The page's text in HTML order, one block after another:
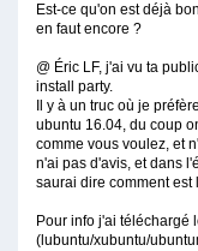
Est-ce qu'on est déjà
en faut encore ?
@ Éric LF, j'ai vu ta
install party.
Il y à un truc où je
ubuntu 16.04, du coup
comme vous voulez, et
n'ai pas d'avis, et dans
saurai dire comment est
Pour info j'ai téléchargé
(lubuntu/xubuntu/